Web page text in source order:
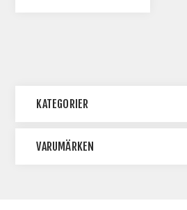
KATEGORIER
VARUMÄRKEN